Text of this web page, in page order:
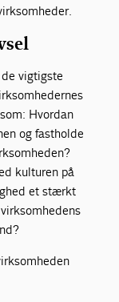
vigtigste
Hvordan
og fastholde
kulturen på
et stærkt